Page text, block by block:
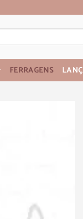
FERRAGENS